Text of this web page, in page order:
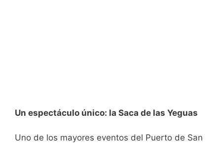
Un espectáculo único: la Saca de las Yeguas
Uno de los mayores eventos del Puerto de San